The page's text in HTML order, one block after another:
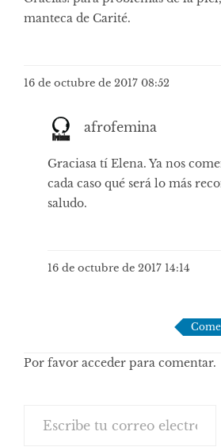
manteca de Carité.
16 de octubre de 2017 08:52
afrofemina
Graciasa tí Elena. Ya nos
cada caso qué será lo más
saludo.
16 de octubre de 2017 14:14
comentarios
Por favor acceder para comentar.